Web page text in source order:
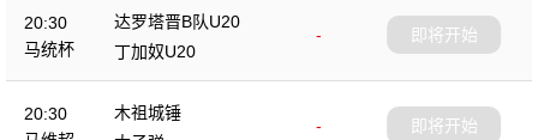
20:30
马统杯
达罗塔晋B队U20
-
丁加奴U20
即将开始
20:30
木祖城锤
-
即将开始